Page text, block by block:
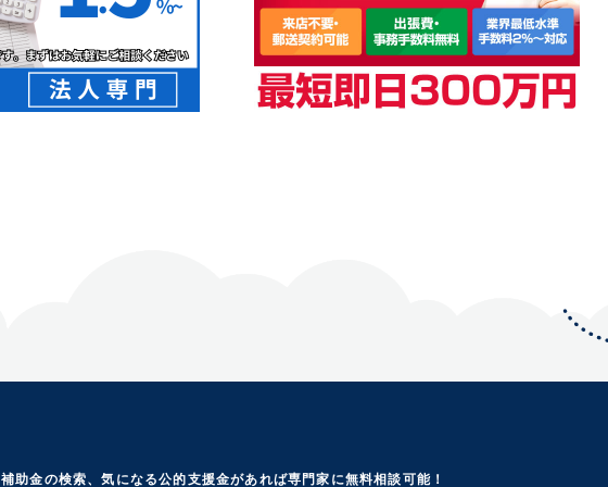
補助金の検索、気になる公的支援金があれば専門家に無料相談可能！